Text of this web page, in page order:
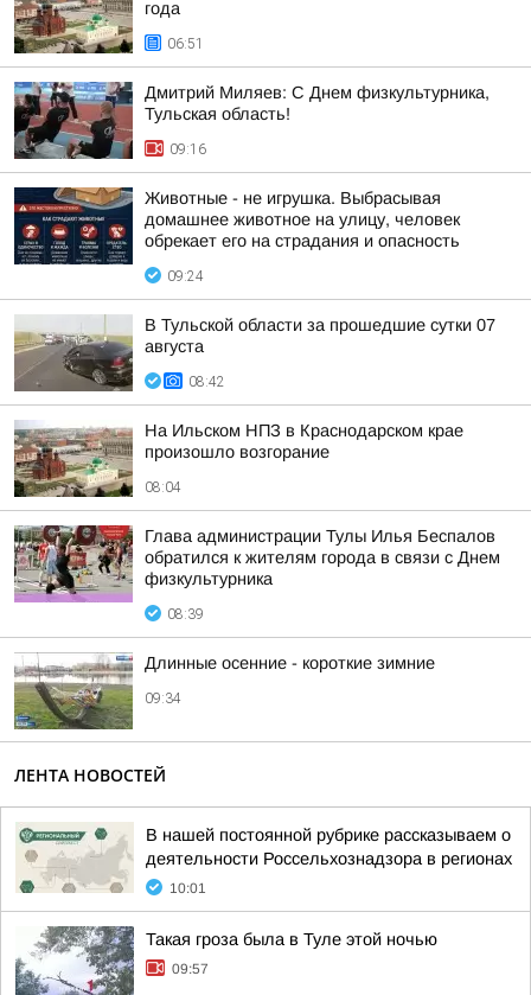
года
06:51
Дмитрий Миляев: С Днем физкультурника,
Тульская область!
09:16
Животные - не игрушка. Выбрасывая
домашнее животное на улицу, человек
обрекает его на страдания и опасность
09:24
В Тульской области за прошедшие сутки 07
августа
08:42
На Ильском НПЗ в Краснодарском крае
произошло возгорание
08:04
Глава администрации Тулы Илья Беспалов
обратился к жителям города в связи с Днем
физкультурника
08:39
Длинные осенние - короткие зимние
09:34
ЛЕНТА НОВОСТЕЙ
В нашей постоянной рубрике рассказываем о
деятельности Россельхознадзора в регионах
10:01
Такая гроза была в Туле этой ночью
09:57